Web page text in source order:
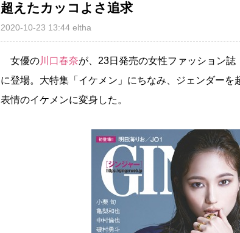
超えたカッコよさ追求
2020-10-23 13:44 eltha
女優の川口春奈が、23日発売の女性ファッション
に登場。大特集「イケメン」にちなみ、ジェンダー
表情のイケメンに変身した。